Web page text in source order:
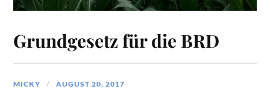
Grundgesetz für die BRD
MICKY AUGUST 20, 2017